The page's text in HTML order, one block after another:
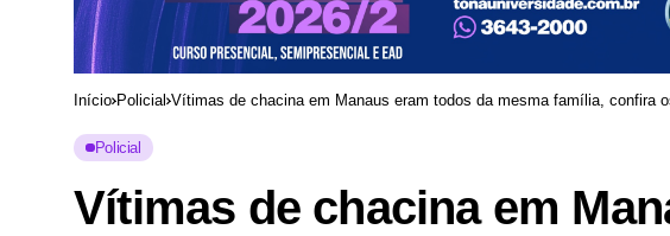
Início Policial Vítimas de chacina em Manaus eram todos da mesma família, confira
Policial
Vítimas de chacina em